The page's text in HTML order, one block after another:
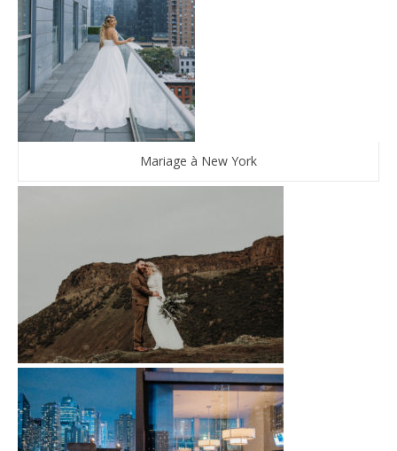
Mariage à New York